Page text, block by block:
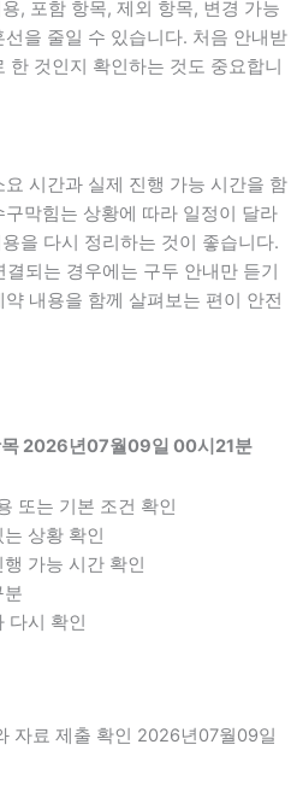
, 포함 항목, 제외 항목, 변경 가능
을 줄일 수 있습니다. 처음 안내받
한 것인지 확인하는 것도 중요합니
시간과 실제 진행 가능 시간을 함
막힘는 상황에 따라 일정이 달라
을 다시 정리하는 것이 좋습니다.
되는 경우에는 구두 안내만 듣기
내용을 함께 살펴보는 편이 안전
목 2026년07월09일 00시21분
또는 기본 조건 확인
상황 확인
가능 시간 확인
분
다시 확인
자료 제출 확인 2026년07월09일